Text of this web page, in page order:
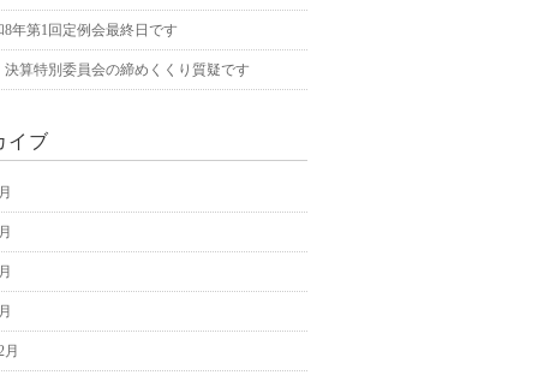
8年第1回定例会最終日です
決算特別委員会の締めくくり質疑です
イブ
月